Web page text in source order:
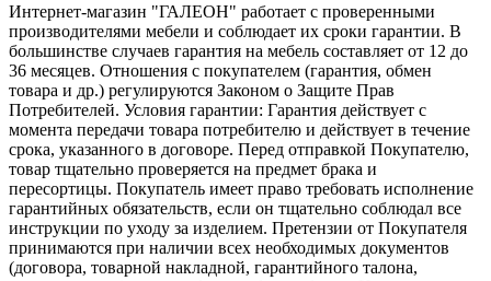
Интернет-магазин "ГАЛЕОН" работает с проверенными
производителями мебели и соблюдает их сроки гарантии. В
большинстве случаев гарантия на мебель составляет от 12 до
36 месяцев. Отношения с покупателем (гарантия, обмен
товара и др.) регулируются Законом о Защите Прав
Потребителей. Условия гарантии: Гарантия действует с
момента передачи товара потребителю и действует в течение
срока, указанного в договоре. Перед отправкой Покупателю,
товар тщательно проверяется на предмет брака и
пересортицы. Покупатель имеет право требовать исполнение
гарантийных обязательств, если он тщательно соблюдал все
инструкции по уходу за изделием. Претензии от Покупателя
принимаются при наличии всех необходимых документов
(договора, товарной накладной, гарантийного талона,